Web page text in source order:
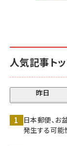
人気記事ト
昨日
日本郵便、お
発生する可能